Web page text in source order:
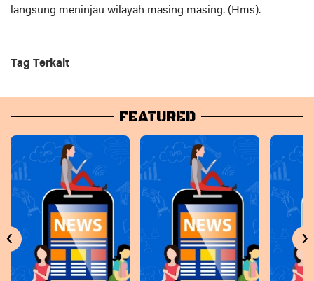
langsung meninjau wilayah masing masing. (Hms).
Tag Terkait
FEATURED
‹ ›